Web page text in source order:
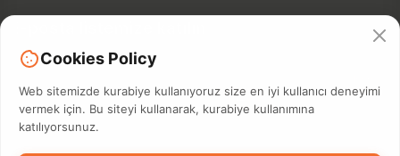
Cookies Policy
Web sitemizde kurabiye kullanıyoruz size en iyi kullanıcı deneyimi
vermek için. Bu siteyi kullanarak, kurabiye kullanımına
katılıyorsunuz.